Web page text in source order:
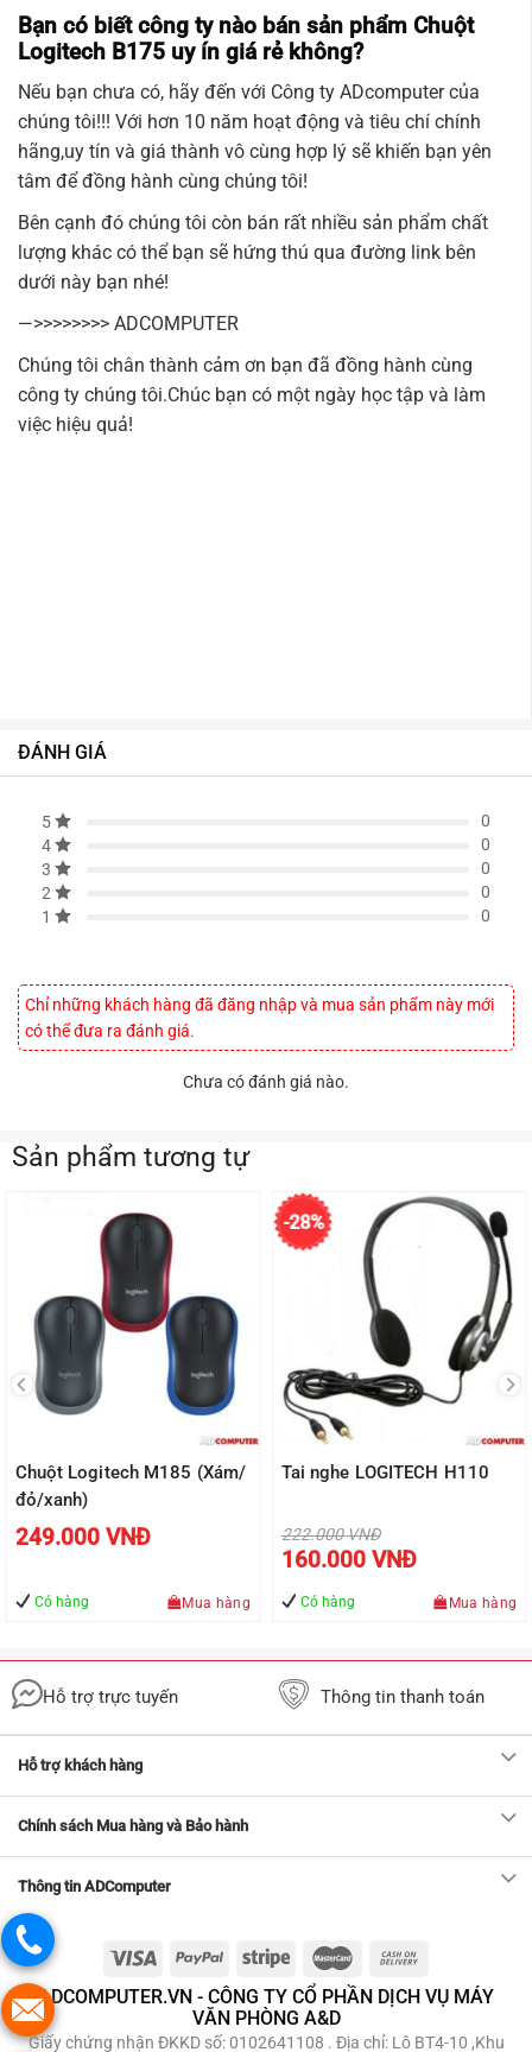
Bạn có biết công ty nào bán sản phẩm Chuột
Logitech B175 uy ín giá rẻ không?
Nếu bạn chưa có, hãy đến với Công ty ADcomputercủa
chúng tôi!!! Với hơn 10 năm hoạt động và tiêu chí chính
hãng,uy tín và giá thành vô cùng hợp lý sẽ khiến bạn yên
tâm để đồng hành cùng chúng tôi!
Bên cạnh đó chúng tôi còn bán rất nhiều sản phẩm chất
lượng khác có thể bạn sẽ hứng thú qua đường link bên
dưới này bạn nhé!
—>>>>>>>> ADCOMPUTER
Chúng tôi chân thành cảm ơn bạn đã đồng hành cùng
công ty chúng tôi.Chúc bạn có một ngày học tập và làm
việc hiệu quả!
ĐÁNH GIÁ
5
0
4
0
3
0
2
0
1
0
Chỉ những khách hàng đã đăng nhập và mua sản phẩm này mới
có thể đưa ra đánh giá.
Chưa có đánh giá nào.
Sản phẩm tương tự
Chuột Logitech M185 (Xám/
đỏ/xanh)
249.000 VNĐ
Có hàng Mua hàng
-28%
Tai nghe LOGITECH H110
222.000VNĐ
Giá
gốc
là:
160.000 VNĐ
là:
160.000
Có hàng Mua hàng
Hỗ trợ trực tuyến Thông tin thanh toán
Hỗ trợ khách hàng
Chính sách Mua hàng và Bảo hành
Thông tin ADComputer
ADCOMPUTER.VN - CÔNG TY CỔ PHẦN DỊCH VỤ MÁY
VĂN PHÒNG A&D
Giấy chứng nhận ĐKKD số: 0102641108 . Địa chỉ: Lô BT4-10 ,Khu